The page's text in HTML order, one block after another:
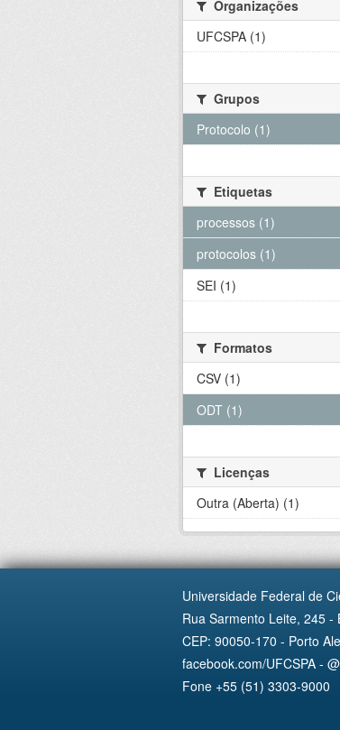
Organizações
UFCSPA (1)
Grupos
Protocolo (1)
Etiquetas
processos (1)
protocolos (1)
SEI (1)
Formatos
CSV (1)
ODT (1)
Licenças
Outra (Aberta) (1)
Universidade Federal de
Rua Sarmento Leite, 245 -
CEP: 90050-170 - Porto
facebook.com/UFCSPA -
Fone +55 (51) 3303-9000